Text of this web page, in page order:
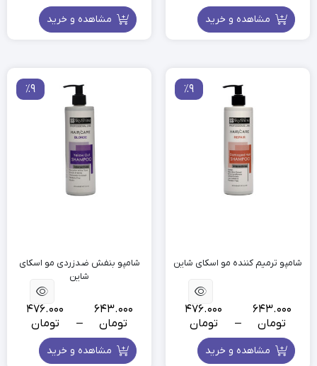
مشاهده و خرید مشاهده و خرید
٪9
شامپو ترمیم کننده مو اسکای شاین
643.000
تومان
–
476.000
تومان
مشاهده و خرید
٪9
شامپو بنفش ضدزردی مو اسکای
شاین
643.000
تومان
–
476.000
تومان
مشاهده و خرید